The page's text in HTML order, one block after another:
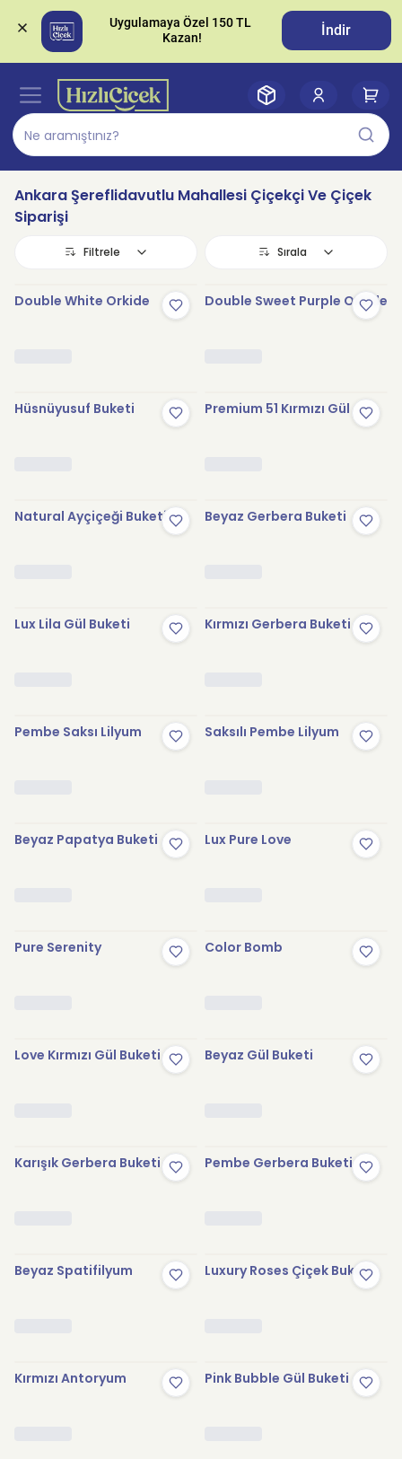
Uygulamaya Özel 150 TL
İndir
Ankara Şereflidavutlu Mahallesi Çiçekçi Ve Çiçek
Siparişi
Filtrele Sırala
Double White Orkide Double Sweet Purple Orkide
Hüsnüyusuf Buketi Premium 51 Kırmızı Gül
Natural Ayçiçeği Buketi Beyaz Gerbera Buketi
Lux Lila Gül Buketi Kırmızı Gerbera Buketi
Pembe Saksı Lilyum Saksılı Pembe Lilyum
Beyaz Papatya Buketi Lux Pure Love
Pure Serenity Color Bomb
Love Kırmızı Gül Buketi Beyaz Gül Buketi
Karışık Gerbera Buketi Pembe Gerbera Buketi
Beyaz Spatifilyum Luxury Roses Çiçek Buketi
Kırmızı Antoryum Pink Bubble Gül Buketi